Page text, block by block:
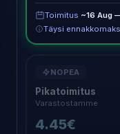
Toimitus ~16 Aug
Täysi
NOPEA
Pikatoimitus
Varastostamme
4.45€